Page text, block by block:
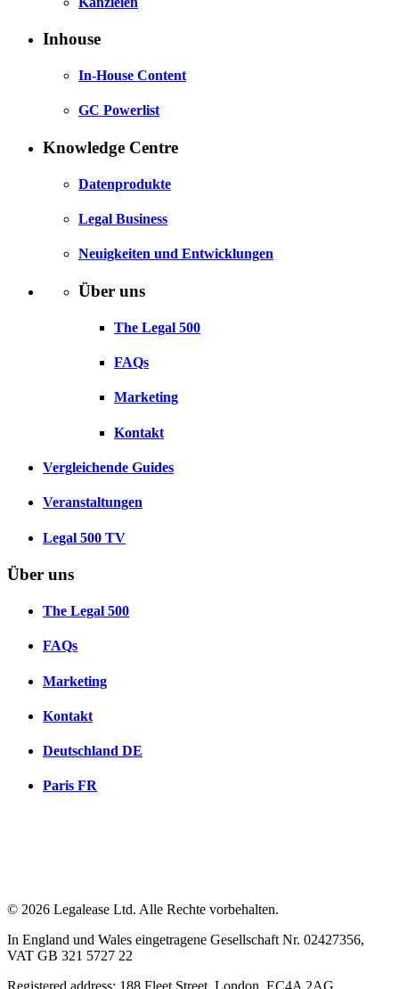
Inhouse
In-House Content
GC Powerlist
Knowledge Centre
Datenprodukte
Legal Business
Neuigkeiten und Entwicklungen
Über uns
The Legal 500
FAQs
Marketing
Kontakt
Vergleichende Guides
Veranstaltungen
Legal 500 TV
Über uns
The Legal 500
FAQs
Marketing
Kontakt
Deutschland DE
Paris FR
© 2026 Legalease Ltd. Alle Rechte vorbehalten.
In England und Wales eingetragene Gesellschaft Nr. 02427356,
VAT GB 321 5727 22
Registered address: 188 Fleet Street, London, EC4A 2AG